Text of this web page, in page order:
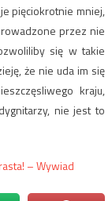
pięciokrotnie mniej,
przez nie
się w takie
że nie uda im się
kraju,
nie jest to
– Wywiad